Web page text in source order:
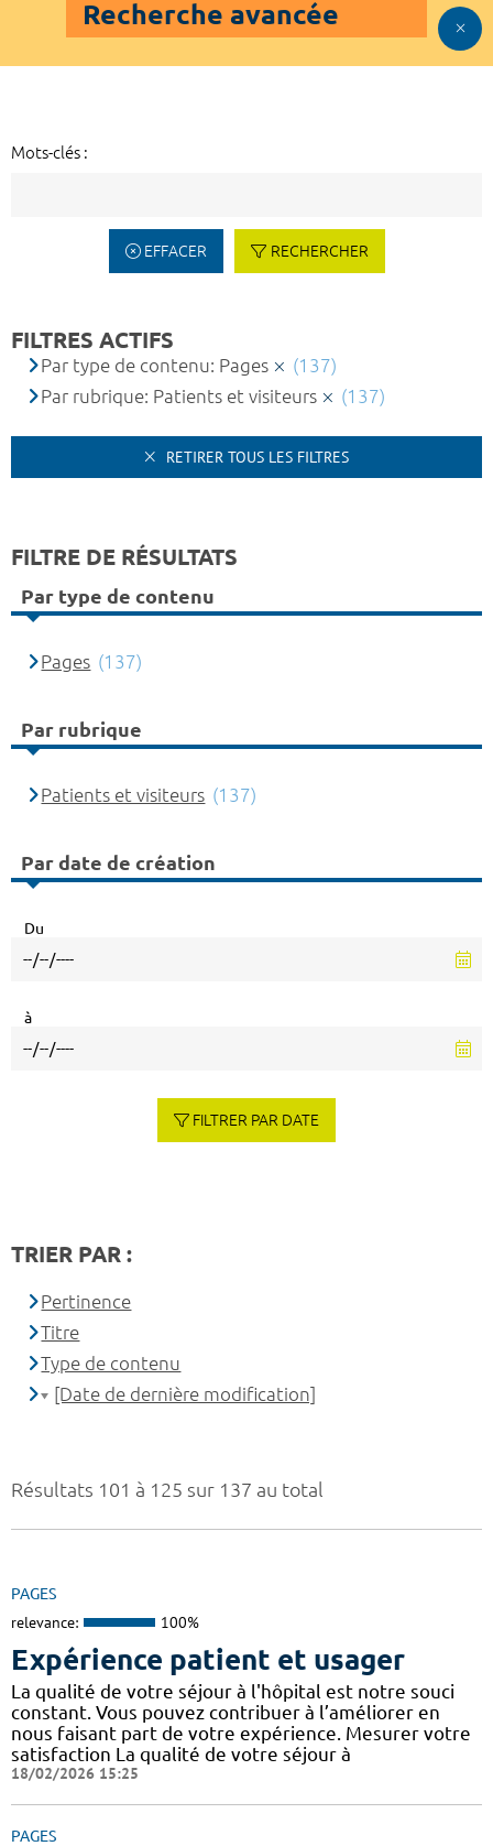
Recherche avancée
Mots-clés :
EFFACER RECHERCHER
Résultats 101 à 125 sur 137 au total
PAGES
relevance: 100%
Expérience patient et usager
La qualité de votre séjour à l'hôpital est notre souci
constant. Vous pouvez contribuer à l’améliorer en
nous faisant part de votre expérience. Mesurer votre
satisfaction La qualité de votre séjour à
18/02/2026 15:25
PAGES
FILTRES ACTIFS
Par type de contenu: Pages
(137)
Par rubrique: Patients et visiteurs
(137)
RETIRER TOUS LES FILTRES
FILTRE DE RÉSULTATS
Par type de contenu
Pages (137)
Par rubrique
Patients et visiteurs (137)
Par date de création
Du
à
FILTRER PAR DATE
TRIER PAR :
Pertinence
Titre
Type de contenu
[Date de dernière modification]